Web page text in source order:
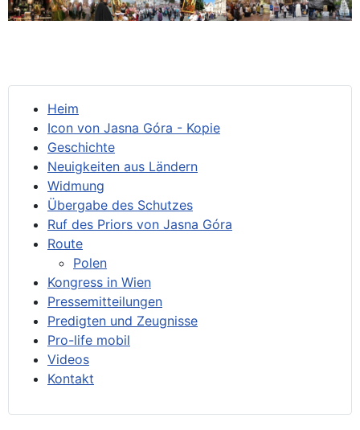
Heim
Icon von Jasna Góra - Kopie
Geschichte
Neuigkeiten aus Ländern
Widmung
Übergabe des Schutzes
Ruf des Priors von Jasna Góra
Route
Polen
Kongress in Wien
Pressemitteilungen
Predigten und Zeugnisse
Pro-life mobil
Videos
Kontakt